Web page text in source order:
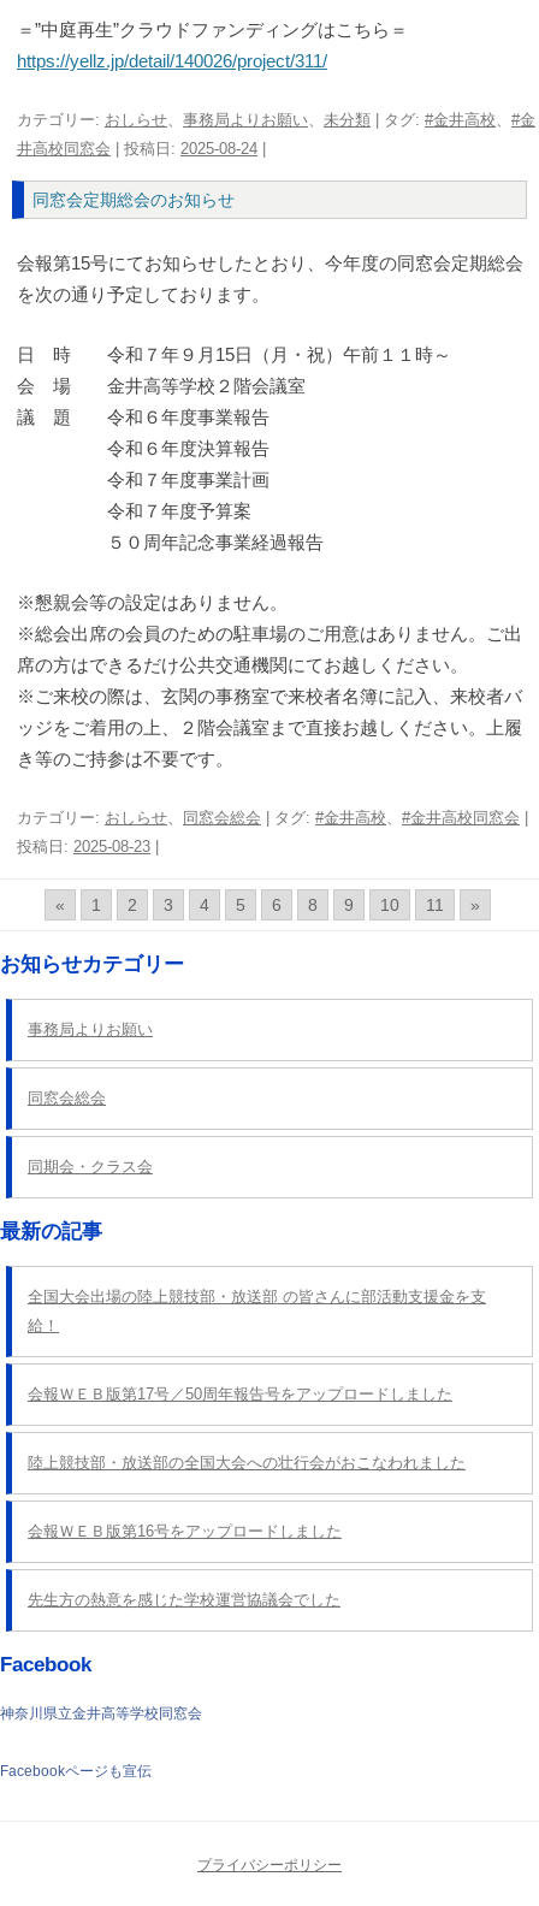
＝”中庭再生”クラウドファンディングはこちら＝
https://yellz.jp/detail/140026/project/311/
カテゴリー: おしらせ、 事務局よりお願い、 未分類 | タグ: #金井高校、 #金
井高校同窓会 | 投稿日: 2025-08-24
同窓会定期総会のお知らせ
会報第15号にてお知らせしたとおり、今年度の同窓会定期総会
を次の通り予定しております。
日 時 令和７年９月15日（月・祝）午前１１時～
会 場 金井高等学校２階会議室
議 題 令和６年度事業報告
令和６年度決算報告
令和７年度事業計画
令和７年度予算案
５０周年記念事業経過報告
※懇親会等の設定はありません。
※総会出席の会員のための駐車場のご用意はありません。ご出
席の方はできるだけ公共交通機関にてお越しください。
※ご来校の際は、玄関の事務室で来校者名簿に記入、来校者バ
ッジをご着用の上、２階会議室まで直接お越しください。上履
き等のご持参は不要です。
カテゴリー: おしらせ、 同窓会総会 | タグ: #金井高校、 #金井高校同窓会
投稿日: 2025-08-23
« 1 2 3 4 5 6 8 9 10 11 »
お知らせカテゴリー
事務局よりお願い
同窓会総会
同期会・クラス会
最新の記事
全国大会出場の陸上競技部・放送部 の皆さんに部活動支援金を支
給！
会報ＷＥＢ版第17号／50周年報告号をアップロードしました
陸上競技部・放送部の全国大会への壮行会がおこなわれました
会報ＷＥＢ版第16号をアップロードしました
先生方の熱意を感じた学校運営協議会でした
Facebook
神奈川県立金井高等学校同窓会
Facebookページも宣伝
プライバシーポリシー